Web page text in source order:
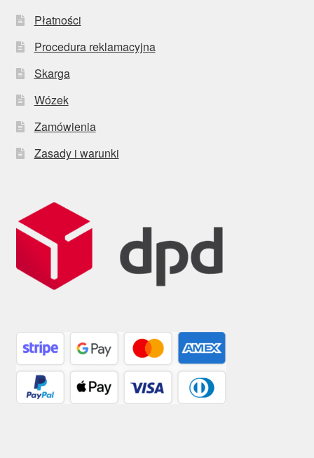
Płatności
Procedura reklamacyjna
Skarga
Wózek
Zamówienia
Zasady i warunki